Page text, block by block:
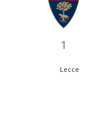
1
Lecce